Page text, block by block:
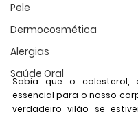
Pele
Dermocosmética
Alergias
Saúde Oral
Sabia que o colesterol,
essencial para o nosso
verdadeiro vilão se